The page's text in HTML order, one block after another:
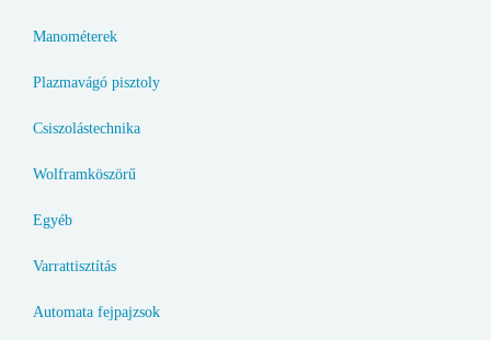
Manométerek
Plazmavágó pisztoly
Csiszolástechnika
Wolframköszörű
Egyéb
Varrattisztítás
Automata fejpajzsok